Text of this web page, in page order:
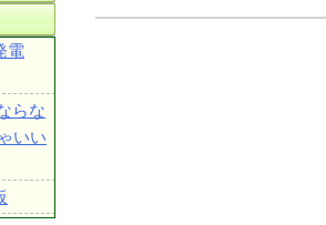
電
らな
いい